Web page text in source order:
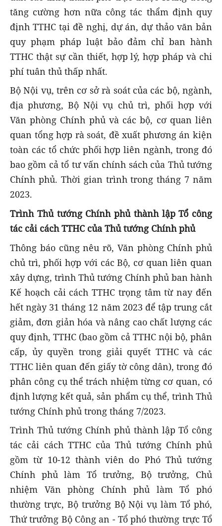
tăng cường hơn nữa công tác thẩm định quy
định TTHC tại đề nghị, dự án, dự thảo văn bản
quy phạm pháp luật bảo đảm chỉ ban hành
TTHC thật sự cần thiết, hợp lý, hợp pháp và chi
phí tuân thủ thấp nhất.
Bộ Nội vụ, trên cơ sở rà soát của các bộ, ngành,
địa phương, Bộ Nội vụ chủ trì, phối hợp với
Văn phòng Chính phủ và các bộ, cơ quan liên
quan tổng hợp rà soát, đề xuất phương án kiện
toàn các tổ chức phối hợp liên ngành, trong đó
bao gồm cả tổ tư vấn chính sách của Thủ tướng
Chính phủ. Thời gian trình trong tháng 7 năm
2023.
Trình Thủ tướng Chính phủ thành lập Tổ công
tác cải cách TTHC của Thủ tướng Chính phủ
Thông báo cũng nêu rõ, Văn phòng Chính phủ
chủ trì, phối hợp với các Bộ, cơ quan liên quan
xây dựng, trình Thủ tướng Chính phủ ban hành
Kế hoạch cải cách TTHC trọng tâm từ nay đến
hết ngày 31 tháng 12 năm 2023 để tập trung cắt
giảm, đơn giản hóa và nâng cao chất lượng các
quy định, TTHC (bao gồm cả TTHC nội bộ, phân
cấp, ủy quyền trong giải quyết TTHC và các
TTHC liên quan đến giấy tờ công dân), trong đó
phân công cụ thể trách nhiệm từng cơ quan, có
định lượng kết quả, sản phẩm cụ thể, trình Thủ
tướng Chính phủ trong tháng 7/2023.
Trình Thủ tướng Chính phủ thành lập Tổ công
tác cải cách TTHC của Thủ tướng Chính phủ
gồm từ 10-12 thành viên do Phó Thủ tướng
Chính phủ làm Tổ trưởng, Bộ trưởng, Chủ
nhiệm Văn phòng Chính phủ làm Tổ phó
thường trực, Bộ trưởng Bộ Nội vụ làm Tổ phó,
Thứ trưởng Bộ Công an - Tổ phó thường trực Tổ